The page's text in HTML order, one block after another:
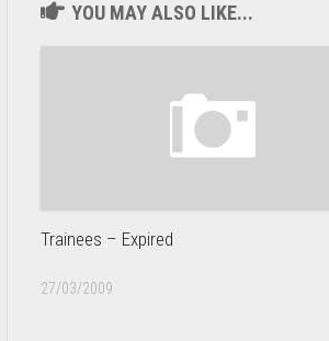
YOU MAY ALSO LIKE...
Trainees – Expired
27/03/2009